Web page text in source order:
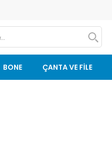
BONE ÇANTA VE FİLE